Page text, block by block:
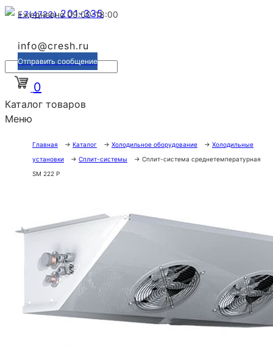
+7(4722)201-335
Ежедневно 09:00-18:00
info@cresh.ru
Отправить сообщение
0
Каталог товаров
Меню
Главная → Каталог → Холодильное оборудование → Холодильные
установки
→ Сплит-системы → Сплит-система среднетемпературная
SM 222 P